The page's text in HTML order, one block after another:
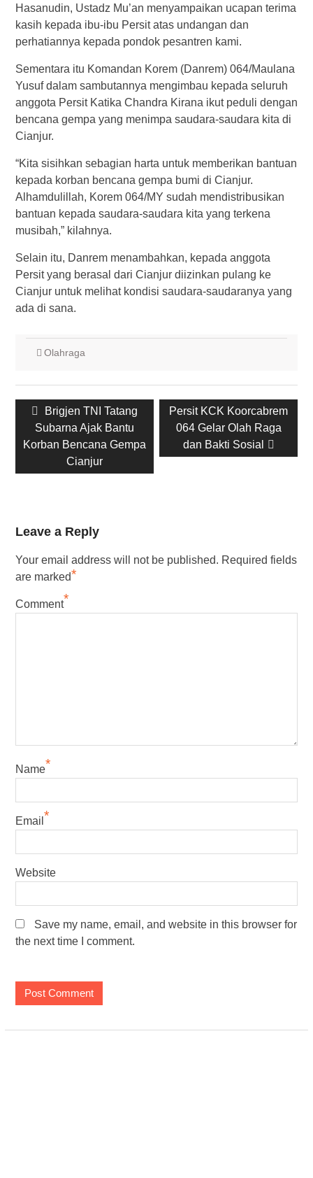
Hasanudin, Ustadz Mu’an menyampaikan ucapan terima
kasih kepada ibu-ibu Persit atas undangan dan
perhatiannya kepada pondok pesantren kami.
Sementara itu Komandan Korem (Danrem) 064/Maulana
Yusuf dalam sambutannya mengimbau kepada seluruh
anggota Persit Katika Chandra Kirana ikut peduli dengan
bencana gempa yang menimpa saudara-saudara kita di
Cianjur.
“Kita sisihkan sebagian harta untuk memberikan bantuan
kepada korban bencana gempa bumi di Cianjur.
Alhamdulillah, Korem 064/MY sudah mendistribusikan
bantuan kepada saudara-saudara kita yang terkena
musibah,” kilahnya.
Selain itu, Danrem menambahkan, kepada anggota
Persit yang berasal dari Cianjur diizinkan pulang ke
Cianjur untuk melihat kondisi saudara-saudaranya yang
ada di sana.
Olahraga
navigation
Previous
post:
Brigjen TNI Tatang
Subarna Ajak Bantu
Korban Bencana Gempa
Cianjur
Next
post:
Persit KCK Koorcabrem
064 Gelar Olah Raga
dan Bakti Sosial
Leave a Reply
Your email address will not be published. Required fields
are marked*
Comment*
Name*
Email *
Website
Save my name, email, and website in this browser for
the next time I comment.